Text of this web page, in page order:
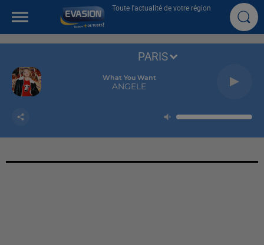
Toute l'actualité de votre région
What You Want
ANGELE
PARIS